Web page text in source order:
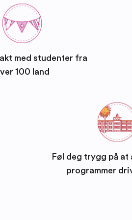
med studenter fra
100 land
Føl deg trygg på at
programmer